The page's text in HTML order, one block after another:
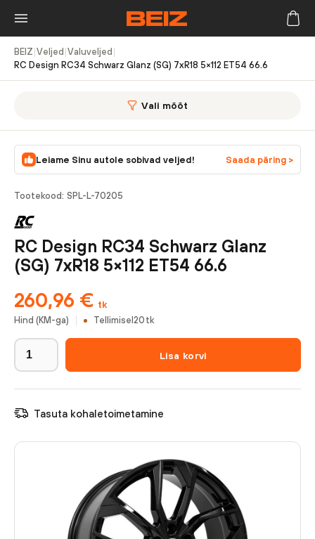
BEIZ Veljed Valuveljed
RC Design RC34 Schwarz Glanz (SG) 7xR18 5×112 ET54 66.6
Vali mõõt
Tootekood: SPL-L-70205
RC Design RC34 Schwarz Glanz
(SG) 7xR18 5×112 ET54 66.6
260,96 € tk
Hind (KM-ga) Tellimisel 20 tk
Lisa korvi
Tasuta kohaletoimetamine
Leiame Sinu autole sobivad veljed! Saada päring >